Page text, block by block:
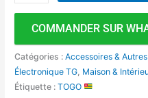
COMMANDER SUR
Catégories :Accessoires &
Électronique TG Maison &
Étiquette :TOGO